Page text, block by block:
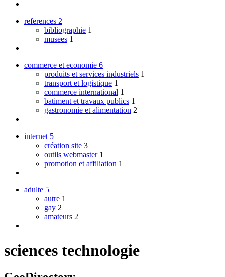
references 2
bibliographie 1
musees 1
commerce et economie 6
produits et services industriels 1
transport et logistique 1
commerce international 1
batiment et travaux publics 1
gastronomie et alimentation 2
internet 5
création site 3
outils webmaster 1
promotion et affiliation 1
adulte 5
autre 1
gay 2
amateurs 2
sciences technologie